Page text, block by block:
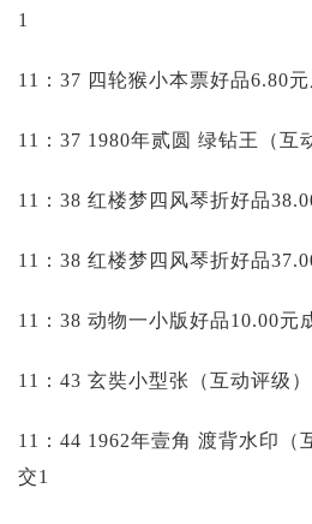
1
11：37 四轮猴小本票好品6.80
11：37 1980年贰圆 绿钻王（互
11：38 红楼梦四风琴折好品
11：38 红楼梦四风琴折好品
11：38 动物一小版好品10.00元
11：43 玄奘小型张（互动评级
11：44 1962年壹角 渡背水印（
交1